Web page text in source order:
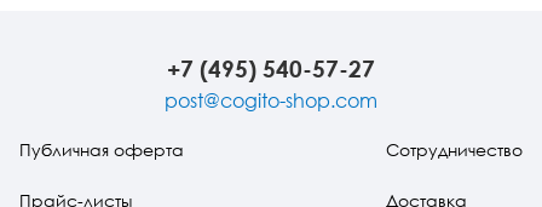
+7 (495) 540-57-27
post@cogito-shop.com
Публичная оферта
Прайс-листы
Сотрудничество
Доставка